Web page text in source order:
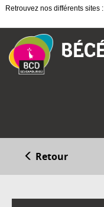
Retrouvez nos différents sites :
au
contenu
principal
Retour